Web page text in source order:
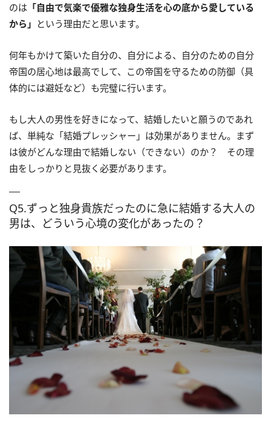
のは 「自由で気楽で優雅な独身生活を心の底から愛している
から」 という理由だと思います。
何年もかけて築いた自分の、自分による、自分のための自分
帝国の居心地は最高でして、この帝国を守るための防御（具
体的には避妊など）も完璧に行います。
もし大人の男性を好きになって、結婚したいと願うのであれ
ば、単純な「結婚プレッシャー」は効果がありません。まず
は彼がどんな理由で結婚しない（できない）のか？ その理
由をしっかりと見抜く必要があります。
Q5.ずっと独身貴族だったのに急に結婚する大人の
男は、どういう心境の変化があったの？